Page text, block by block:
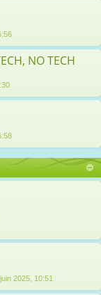
NO TECH
juin 2025, 10:51